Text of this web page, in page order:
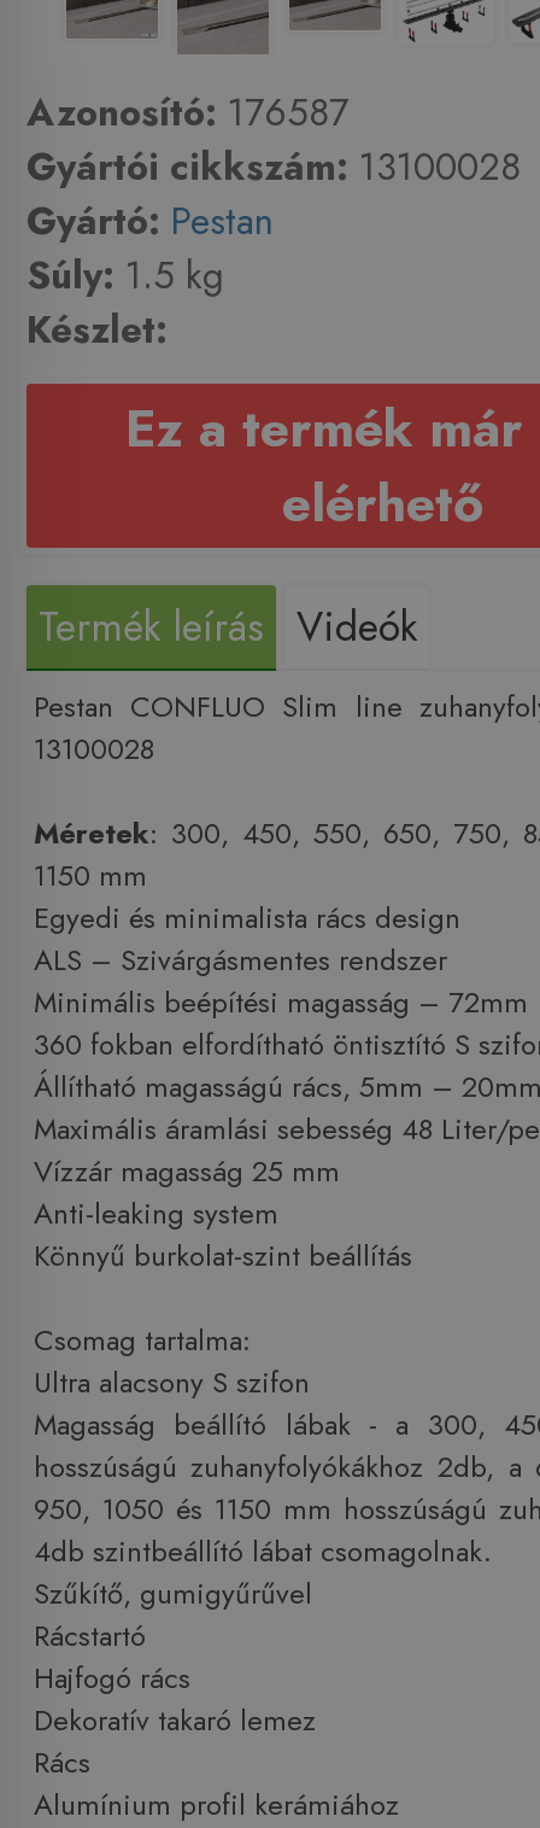
Azonosító: 176587
Gyártói cikkszám: 13100028
Gyártó: Pestan
Súly: 1.5 kg
Készlet:
Ez a termék már
elérhető
Termék leírás Videók
Pestan CONFLUO Slim line
13100028
Méretek: 300, 450, 550, 650, 750,
1150 mm
Egyedi és minimalista rács design
ALS – Szivárgásmentes rendszer
Minimális beépítési magasság – 72mm
360 fokban elfordítható öntisztító S
Állítható magasságú rács, 5mm –
Maximális áramlási sebesség 48 Liter/
Vízzár magasság 25 mm
Anti-leaking system
Könnyű burkolat-szint beállítás
Csomag tartalma:
Ultra alacsony S szifon
Magasság beállító lábak - a 300,
hosszúságú zuhanyfolyókákhoz 2db,
950, 1050 és 1150 mm hosszúságú
4db szintbeállító lábat csomagolnak.
Szűkítő, gumigyűrűvel
Rácstartó
Hajfogó rács
Dekoratív takaró lemez
Rács
Alumínium profil kerámiához